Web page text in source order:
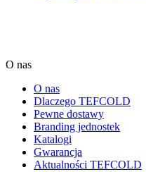
O nas
O nas
Dlaczego TEFCOLD
Pewne dostawy
Branding jednostek
Katalogi
Gwarancja
Aktualności TEFCOLD